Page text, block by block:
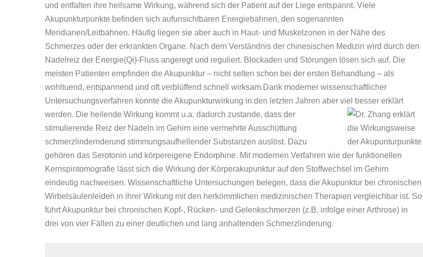
und entfalten ihre heilsame Wirkung, während sich der Patient auf der Liege entspannt. Viele
Akupunkturpunkte befinden sich aufunsichtbaren Energiebahnen, den sogenannten
Meridianen/Leitbahnen. Häufig liegen sie aber auch in Haut- und Muskelzonen in der Nähe des
Schmerzes oder der erkrankten Organe. Nach dem Verständnis der chinesischen Medizin wird durch den
Nadelreiz der Energie(Qi)-Fluss angeregt und reguliert. Blockaden und Störungen lösen sich auf. Die
meisten Patienten empfinden die Akupunktur – nicht selten schon bei der ersten Behandlung – als
wohltuend, entspannend und oft verblüffend schnell wirksam.Dank moderner wissenschaftlicher
Untersuchungsverfahren konnte die Akupunkturwirkung in den letzten Jahren aber viel besser erklärt
werden. Die heilende Wirkung kommt u.a. dadurch zustande, dass der
stimulierende Reiz der Nadeln im Gehirn eine vermehrte Ausschüttung
schmerzlindernderund stimmungsaufhellender Substanzen auslöst. Dazu
gehören das Serotonin und körpereigene Endorphine. Mit modernen Verfahren wie der funktionellen
Kernspintomografie lässt sich die Wirkung der Körperakupunktur auf den Stoffwechsel im Gehirn
eindeutig nachweisen. Wissenschaftliche Untersuchungen belegen, dass die Akupunktur bei chronischen
Wirbelsäulenleiden in ihrer Wirkung mit den herkömmlichen medizinischen Therapien vergleichbar ist. So
führt Akupunktur bei chronischen Kopf-, Rücken- und Gelenkschmerzen (z.B. infolge einer Arthrose) in
drei von vier Fällen zu einer deutlichen und lang anhaltenden Schmerzlinderung.